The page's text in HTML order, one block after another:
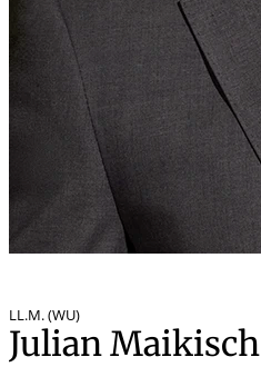
LL.M. (WU)
Julian Maikisch